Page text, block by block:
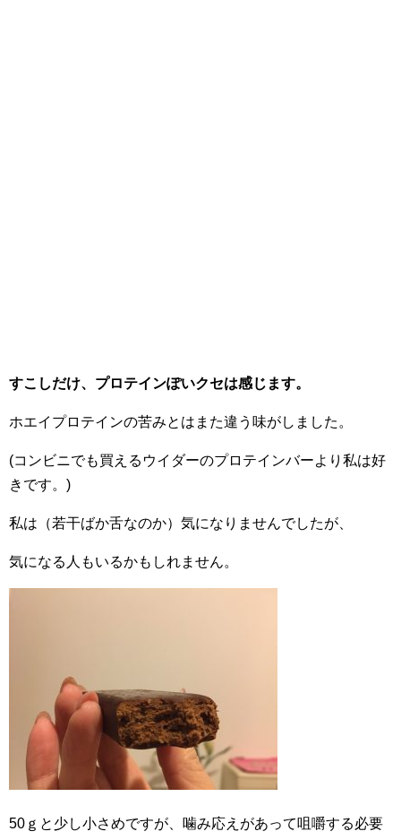
すこしだけ、プロテインぽいクセは感じます。
ホエイプロテインの苦みとはまた違う味がしました。
(コンビニでも買えるウイダーのプロテインバーより私は好
きです。)
私は（若干ばか舌なのか）気になりませんでしたが、
気になる人もいるかもしれません。
50ｇと少し小さめですが、噛み応えがあって咀嚼する必要